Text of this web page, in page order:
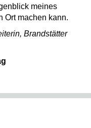
meines
Ort machen kann.
Brandstätter